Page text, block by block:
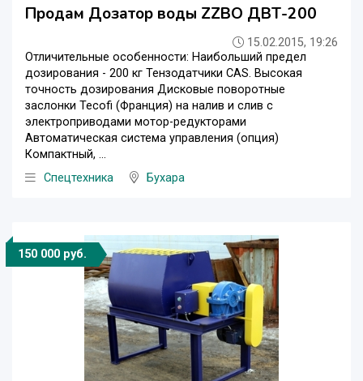
Продам Дозатор воды ZZBO ДВТ-200
15.02.2015, 19:26
Отличительные особенности: Наибольший предел
дозирования - 200 кг Тензодатчики CAS. Высокая
точность дозирования Дисковые поворотные
заслонки Tecofi (Франция) на налив и слив с
электроприводами мотор-редукторами
Автоматическая система управления (опция)
Компактный, ...
Спецтехника
Бухара
150 000 руб.